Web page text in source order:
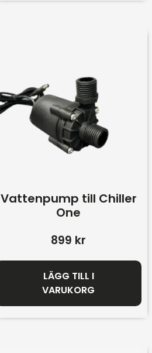
Vattenpump till Chiller
One
899 kr
LÄGG TILL I
VARUKORG